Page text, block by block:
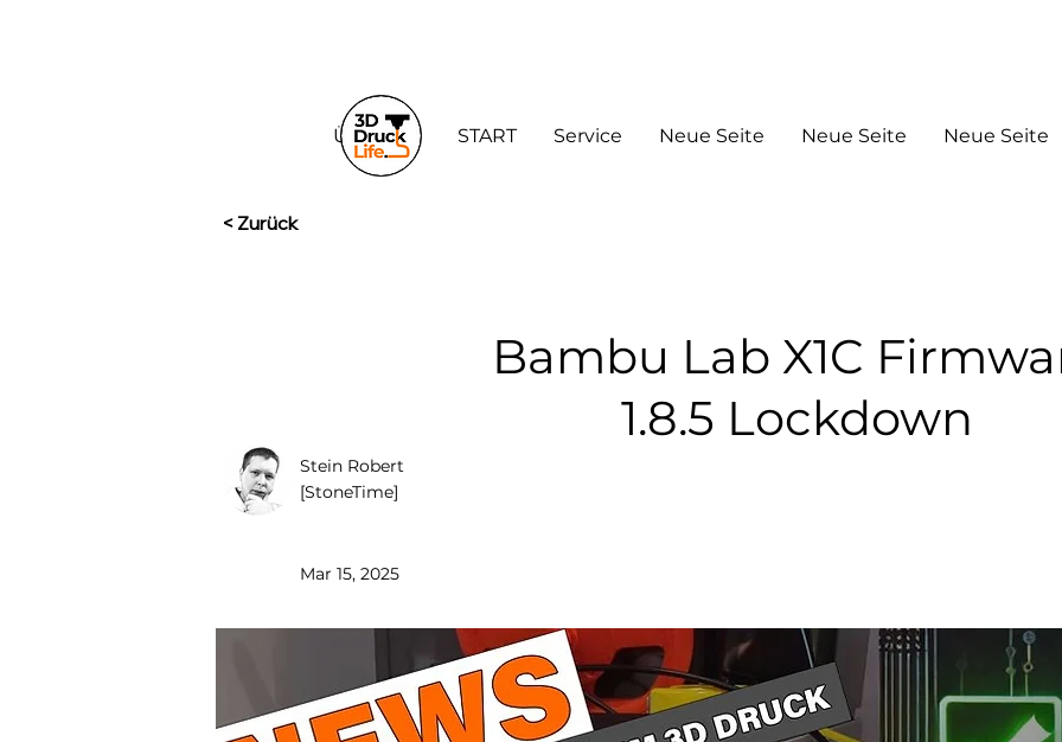
Über uns START Service Neue Seite Neue Seite Neue Seite
< Zurück
Stein Robert
[StoneTime]
Bambu Lab X1C
1.8.5 Lockdown
Mar 15, 2025